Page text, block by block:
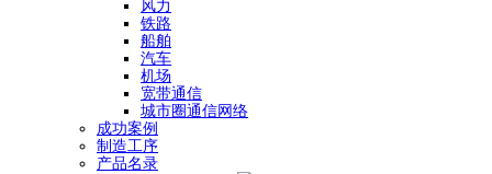
风力
铁路
船舶
汽车
机场
宽带通信
城市圈通信网络
成功案例
制造工序
产品名录